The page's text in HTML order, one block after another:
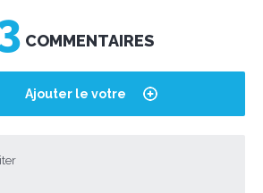
Ajouter le votre
COMMENTAIRES